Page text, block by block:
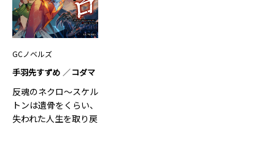
GCノベルズ
手羽先すずめ コダマ
反魂のネクロ～スケル
トンは遺骨をくらい、
失われた人生を取り戻